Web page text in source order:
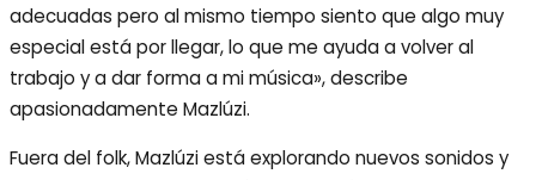
adecuadas pero al mismo tiempo siento que algo muy
especial está por llegar, lo que me ayuda a volver al
trabajo y a dar forma a mi música», describe
apasionadamente Mazlúzi.
Fuera del folk, Mazlúzi está explorando nuevos sonidos y